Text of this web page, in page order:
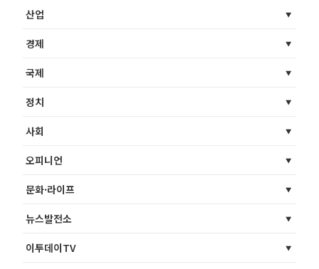
산업
경제
국제
정치
사회
오피니언
문화·라이프
뉴스발전소
이투데이TV